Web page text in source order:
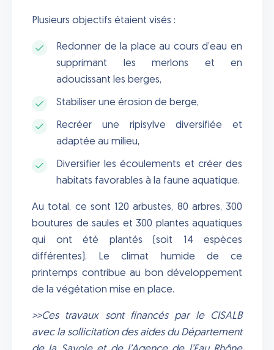
Plusieurs objectifs étaient visés :
Redonner de la place au cours d’eau en
supprimant les merlons et en
adoucissant les berges,
Stabiliser une érosion de berge,
Recréer une ripisylve diversifiée et
adaptée au milieu,
Diversifier les écoulements et créer des
habitats favorables à la faune aquatique.
Au total, ce sont 120 arbustes, 80 arbres, 300
boutures de saules et 300 plantes aquatiques
qui ont été plantés (soit 14 espèces
différentes). Le climat humide de ce
printemps contribue au bon développement
de la végétation mise en place.
>>Ces travaux sont financés par le CISALB
avec la sollicitation des aides du Département